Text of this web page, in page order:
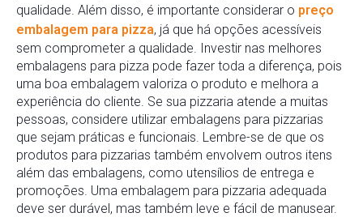
qualidade. Além disso, é importante considerar o preço
embalagem para pizza, já que há opções acessíveis
sem comprometer a qualidade. Investir nas melhores
embalagens para pizza pode fazer toda a diferença, pois
uma boa embalagem valoriza o produto e melhora a
experiência do cliente. Se sua pizzaria atende a muitas
pessoas, considere utilizar embalagens para pizzarias
que sejam práticas e funcionais. Lembre-se de que os
produtos para pizzarias também envolvem outros itens
além das embalagens, como utensílios de entrega e
promoções. Uma embalagem para pizzaria adequada
deve ser durável, mas também leve e fácil de manusear.